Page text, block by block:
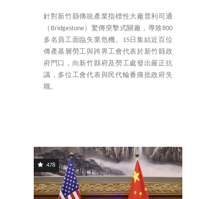
針對新竹縣傳統產業指標性大廠普利司通
（Bridgestone）驚傳突擊式關廠，導致800
多名員工面臨失業危機。15日集結近百位
傳產基層勞工與跨界工會代表於新竹縣政
府門口，向新竹縣府及勞工處發出嚴正抗
議，多位工會代表與民代輪番痛批政府失
職。
478